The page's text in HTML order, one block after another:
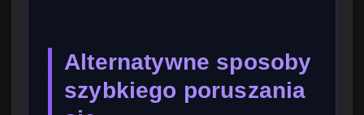
Alternatywne sposoby
szybkiego poruszania